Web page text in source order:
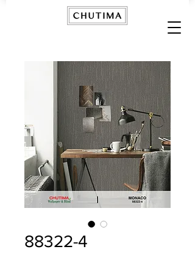
88322-4